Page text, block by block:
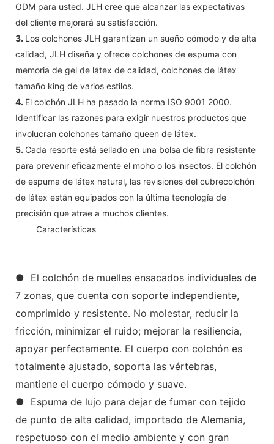
ODM para usted. JLH cree que alcanzar las expectativas
del cliente mejorará su satisfacción.
3. Los colchones JLH garantizan un sueño cómodo y de alta
calidad, JLH diseña y ofrece colchones de espuma con
memoria de gel de látex de calidad, colchones de látex
tamaño king de varios estilos.
4. El colchón JLH ha pasado la norma ISO 9001 2000.
Identificar las razones para exigir nuestros productos que
involucran colchones tamaño queen de látex.
5. Cada resorte está sellado en una bolsa de fibra resistente
para prevenir eficazmente el moho o los insectos. El colchón
de espuma de látex natural, las revisiones del cubrecolchón
de látex están equipados con la última tecnología de
precisión que atrae a muchos clientes.
Características
● El colchón de muelles ensacados individuales de
7 zonas, que cuenta con soporte independiente,
comprimido y resistente. No molestar, reducir la
fricción, minimizar el ruido; mejorar la resiliencia,
apoyar perfectamente. El cuerpo con colchón es
totalmente ajustado, soporta las vértebras,
mantiene el cuerpo cómodo y suave.
● Espuma de lujo para dejar de fumar con tejido
de punto de alta calidad, importado de Alemania,
respetuoso con el medio ambiente y con gran